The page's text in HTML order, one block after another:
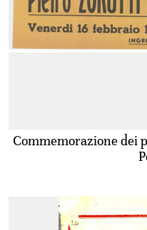
Commemorazione dei